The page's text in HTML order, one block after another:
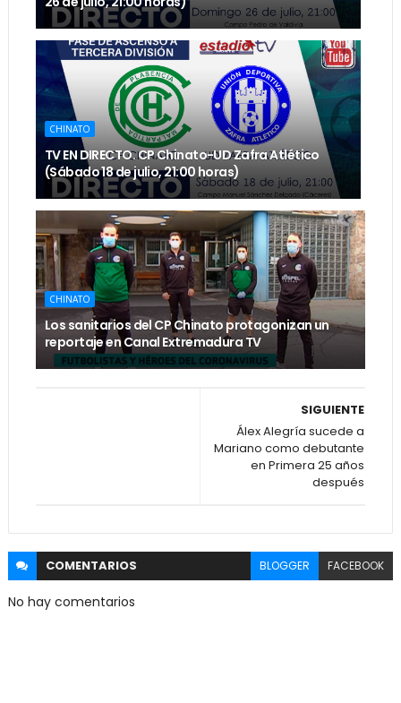
CHINATO
TV EN DIRECTO. CP Chinato-UD Zafra Atlético
(Sábado 18 de julio, 21:00 horas)
CHINATO
Los sanitarios del CP Chinato protagonizan un
reportaje en Canal Extremadura TV
SIGUIENTE
Álex Alegría sucede a
Mariano como debutante
en Primera 25 años
después
COMENTARIOS BLOGGER FACEBOOK
No hay comentarios